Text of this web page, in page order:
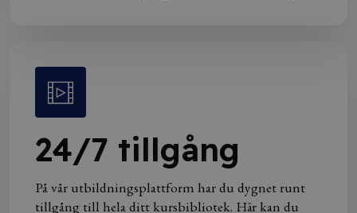
24/7 tillgång
På vår utbildningsplattform har du dygnet runt
tillgång till hela ditt kursbibliotek. Här kan du